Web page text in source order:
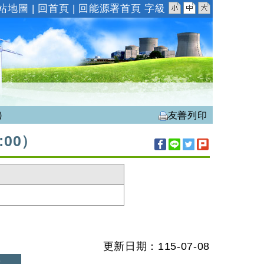
地圖 | 回首頁 | 回能源署首頁 字級
友善列印
）
更新日期：115-07-08